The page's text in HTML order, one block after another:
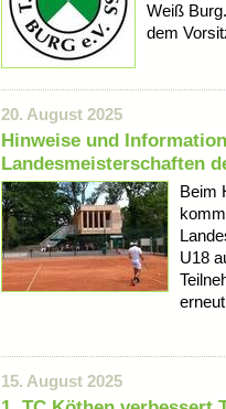
Weiß
dem
20. August 2025
Hinweise und
Landesmeisterschaften
Beim
U18
15. August 2025